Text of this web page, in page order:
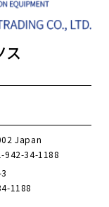
ス
Japan
942-34-1188
1188